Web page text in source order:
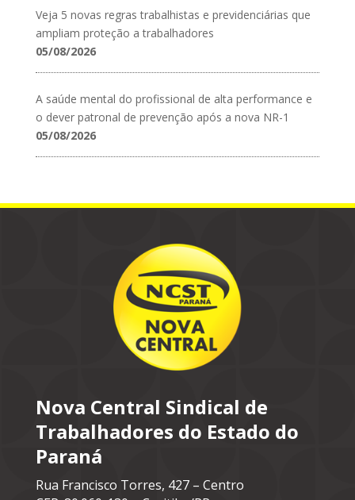
Veja 5 novas regras trabalhistas e previdenciárias que
ampliam proteção a trabalhadores
05/08/2026
A saúde mental do profissional de alta performance e
o dever patronal de prevenção após a nova NR-1
05/08/2026
Nova Central Sindical de
Trabalhadores do Estado do
Paraná
Rua Francisco Torres, 427 – Centro